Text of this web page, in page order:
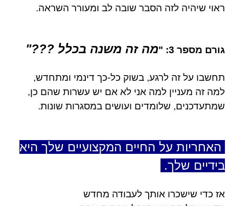
שיהיה לזה הסבר שובה לב ומעורר השראה.
מספר 3: " מה זה משנה בכלל ???"
על זה לרגע,בשוק כל-כך דינמי ומתחדש,
זה מעניין למה אני לא אם יש עשרות שהם כן,
שלומדים ועושים במסגרות שונות.
על החיים המקצועיים שלך היא
שלך.
כדי שישכרו אותך לעבודה מחדש